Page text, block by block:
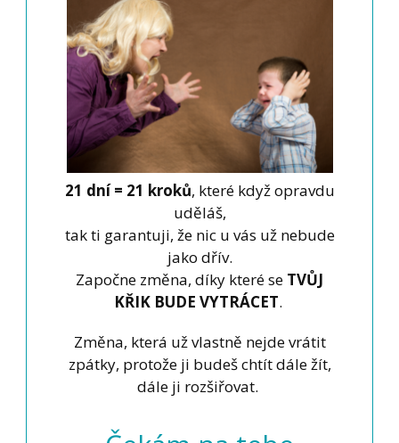
21 dní = 21 kroků, které když opravdu
uděláš,
tak ti garantuji, že nic u vás už nebude
jako dřív.
Započne změna, díky které se TVŮJ
KŘIK BUDE VYTRÁCET.
Změna, která už vlastně nejde vrátit
zpátky, protože ji budeš chtít dále žít,
dále ji rozšiřovat.